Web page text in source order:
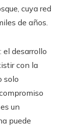
cuya red
de años.
el desarrollo
con la
solo
un
puede